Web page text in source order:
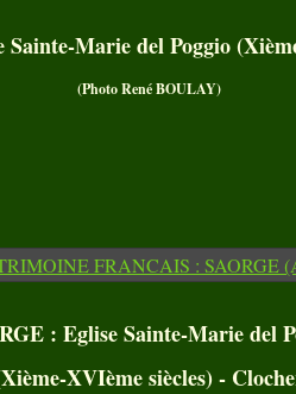
Sainte-Marie del Poggio
(Photo René BOULAY)
: Eglise Sainte-Marie del
XVIème siècles) -